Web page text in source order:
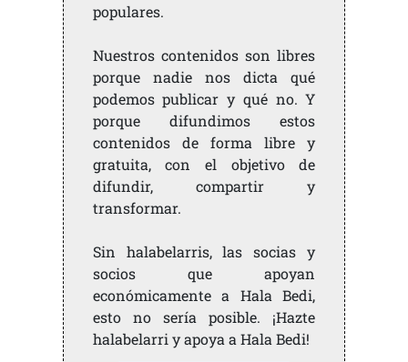
populares.
Nuestros contenidos son libres
porque nadie nos dicta qué
podemos publicar y qué no. Y
porque difundimos estos
contenidos de forma libre y
gratuita, con el objetivo de
difundir, compartir y
transformar.
Sin halabelarris, las socias y
socios que apoyan
económicamente a Hala Bedi,
esto no sería posible. ¡Hazte
halabelarri y apoya a Hala Bedi!